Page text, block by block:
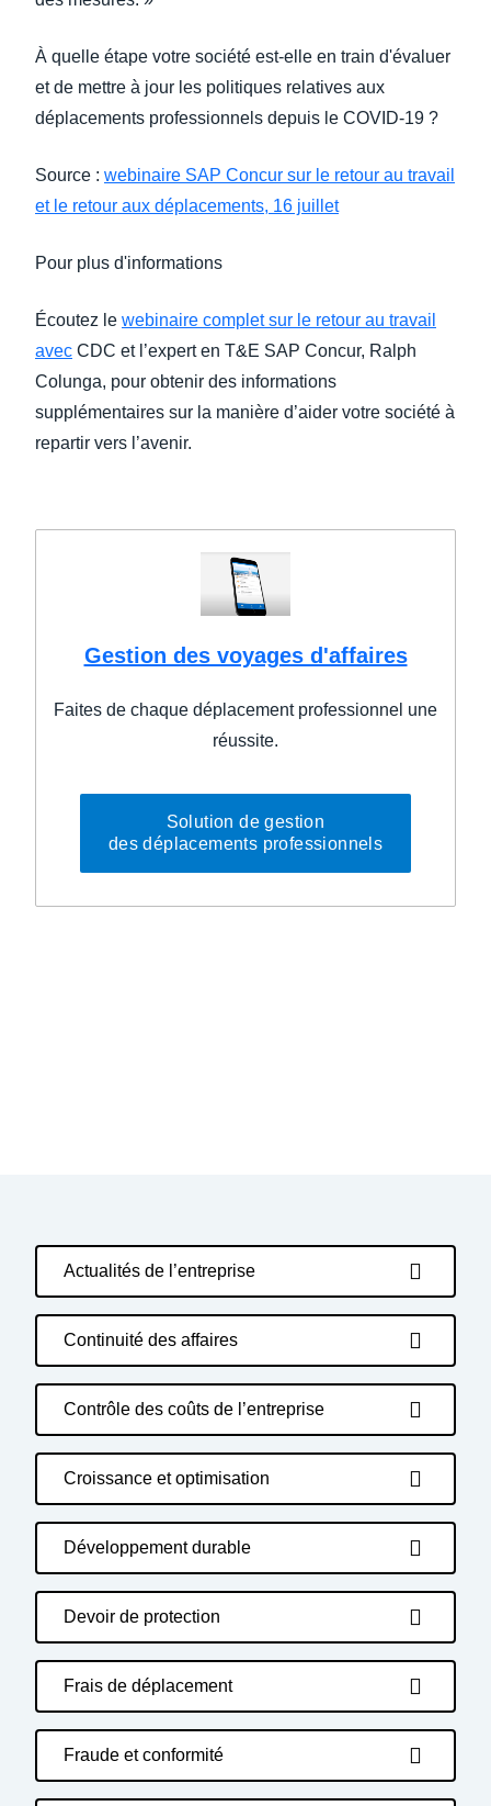
À quelle étape votre société est-elle en train d'évaluer
et de mettre à jour les politiques relatives aux
déplacements professionnels depuis le COVID-19 ?
Source : webinaire SAP Concur sur le retour au travail
et le retour aux déplacements, 16 juillet
Pour plus d'informations
Écoutez le webinaire complet sur le retour au travail
avec CDC et l’expert en T&E SAP Concur, Ralph
Colunga, pour obtenir des informations
supplémentaires sur la manière d’aider votre société à
repartir vers l’avenir.
Gestion des voyages d'affaires
Faites de chaque déplacement professionnel une
réussite.
Solution de gestion
des déplacements professionnels
Actualités de l’entreprise
Continuité des affaires
Contrôle des coûts de l’entreprise
Croissance et optimisation
Développement durable
Devoir de protection
Frais de déplacement
Fraude et conformité